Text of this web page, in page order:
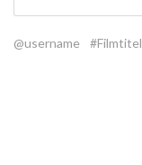
@username #Filmtitel